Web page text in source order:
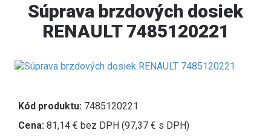
Súprava brzdových dosiek
RENAULT 7485120221
Kód produktu: 7485120221
Cena: 81,14 € bez DPH (97,37 € s DPH)